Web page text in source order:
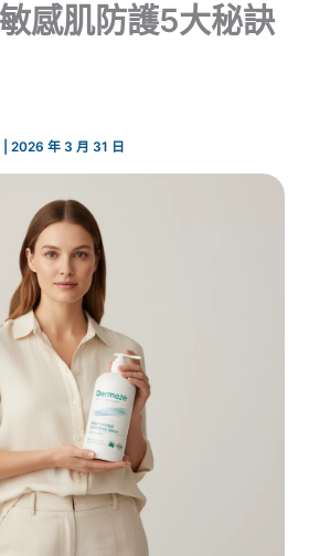
感肌防護5大秘訣
|2026 年 3 月 31 日